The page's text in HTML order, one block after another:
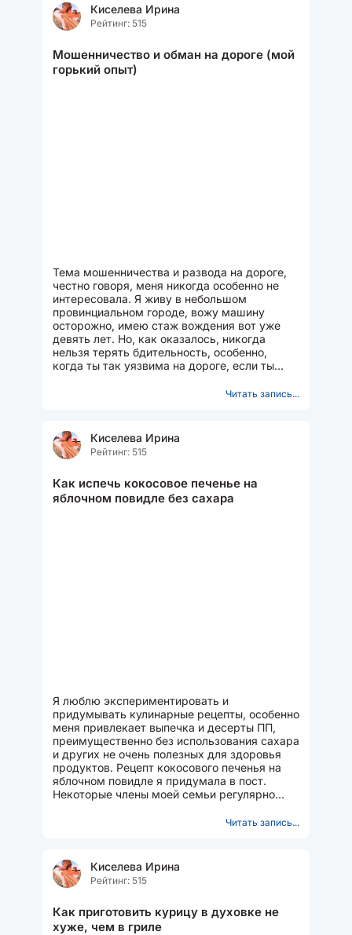
Киселева Ирина
Рейтинг: 515
Мошенничество и обман на дороге (мой
горький опыт)
Тема мошенничества и развода на дороге,
честно говоря, меня никогда особенно не
интересовала. Я живу в небольшом
провинциальном городе, вожу машину
осторожно, имею стаж вождения вот уже
девять лет. Но, как оказалось, никогда
нельзя терять бдительность, особенно,
когда ты так уязвима на дороге, если ты
Читать запись...
Киселева Ирина
Рейтинг: 515
Как испечь кокосовое печенье на
яблочном повидле без сахара
Я люблю экспериментировать и
придумывать кулинарные рецепты, особенно
меня привлекает выпечка и десерты ПП,
преимущественно без использования сахара
и других не очень полезных для здоровья
продуктов. Рецепт кокосового печенья на
яблочном повидле я придумала в пост.
Некоторые члены моей семьи регулярно
Читать запись...
Киселева Ирина
Рейтинг: 515
Как приготовить курицу в духовке не
хуже, чем в гриле